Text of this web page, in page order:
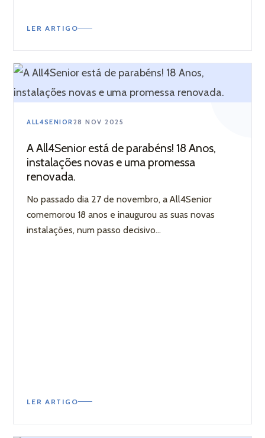
LER ARTIGO
ALL4SENIOR 28 NOV 2025
A All4Senior está de parabéns! 18 Anos,
instalações novas e uma promessa
renovada.
No passado dia 27 de novembro, a All4Senior
comemorou 18 anos e inaugurou as suas novas
instalações, num passo decisivo...
LER ARTIGO